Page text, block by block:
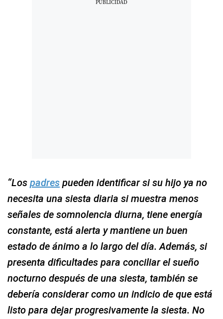
“Los padres pueden identificar si su hijo ya no
necesita una siesta diaria si muestra menos
señales de somnolencia diurna, tiene energía
constante, está alerta y mantiene un buen
estado de ánimo a lo largo del día. Además, si
presenta dificultades para conciliar el sueño
nocturno después de una siesta, también se
debería considerar como un indicio de que está
listo para dejar progresivamente la siesta. No